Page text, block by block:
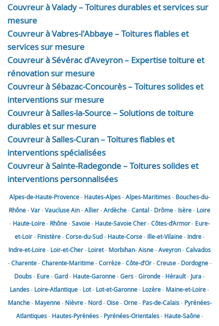
Couvreur à Valady – Toitures durables et services sur
mesure
Couvreur à Vabres-l'Abbaye – Toitures fiables et
services sur mesure
Couvreur à Sévérac d'Aveyron – Expertise toiture et
rénovation sur mesure
Couvreur à Sébazac-Concourès – Toitures solides et
interventions sur mesure
Couvreur à Salles-la-Source – Solutions de toiture
durables et sur mesure
Couvreur à Salles-Curan – Toitures fiables et
interventions spécialisées
Couvreur à Sainte-Radegonde – Toitures solides et
interventions personnalisées
Alpes-de-Haute-Provence- Hautes-Alpes-Alpes-Maritimes- Bouches-du-
Rhône-Var-VaucluseAin-Allier-Ardèche-Cantal- Drôme- Isère- Loire
- Haute-Loire- Rhône-Savoie- Haute-SavoieCher-Côtes-d’Armor- Eure-
et-Loir- Finistère-Corse-du-Sud- Haute-Corse- Ille-et-Vilaine- Indre-
Indre-et-Loire- Loir-et-Cher- Loiret- Morbihan-Aisne-Aveyron-Calvados
-Charente-Charente-Maritime-Corrèze-Côte-d’Or-Creuse- Dordogne-
Doubs- Eure-Gard- Haute-Garonne-Gers-Gironde- Hérault- Jura-
Landes- Loire-Atlantique- Lot- Lot-et-Garonne- Lozère- Maine-et-Loire-
Manche- Mayenne- Nièvre- Nord-Oise-Orne- Pas-de-Calais- Pyrénées-
Atlantiques- Hautes-Pyrénées- Pyrénées-Orientales- Haute-Saône-